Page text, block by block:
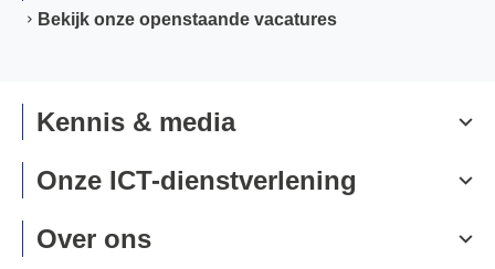
Bekijk onze openstaande vacatures
Kennis & media
Onze ICT-dienstverlening
Over ons